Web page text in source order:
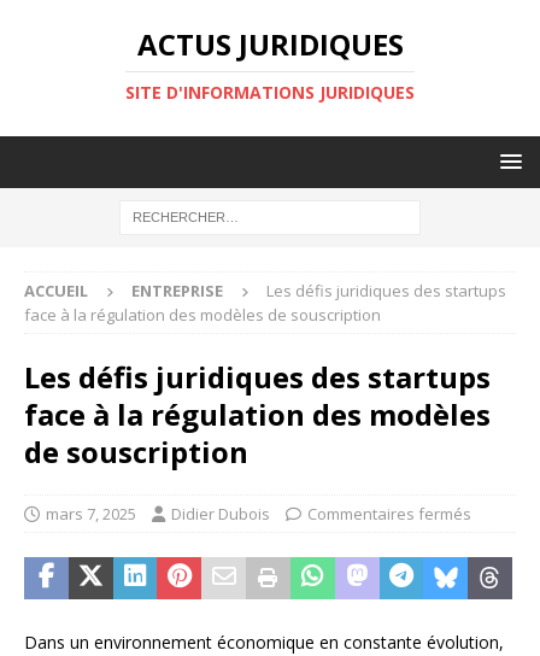
ACTUS JURIDIQUES
SITE D'INFORMATIONS JURIDIQUES
ACCUEIL ENTREPRISE
Les défis juridiques des startups
face à la régulation des modèles de souscription
Les défis juridiques des startups
face à la régulation des modèles
de souscription
mars 7, 2025 Didier Dubois Commentaires fermés
Dans un environnement économique en constante évolution,